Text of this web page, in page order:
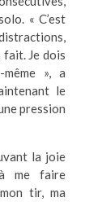
« C’est
fait. Je dois
», a
le
pression
la joie
me faire
tir, ma